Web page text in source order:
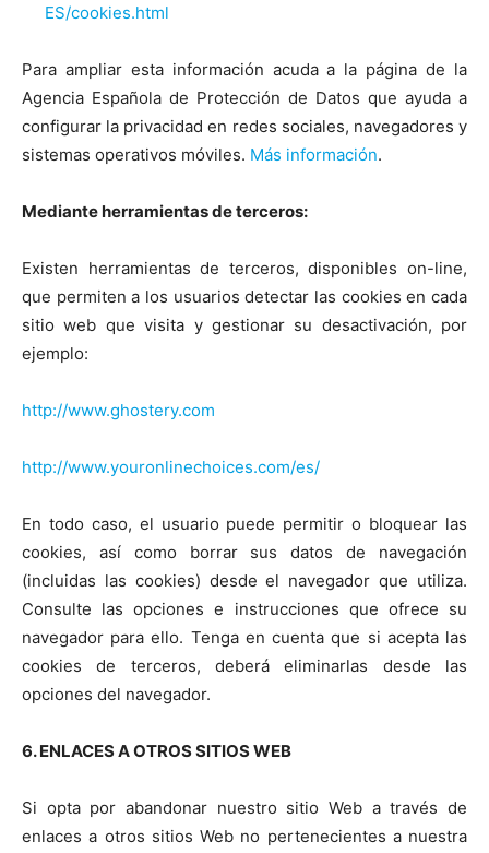
ES/cookies.html
Para ampliar esta información acuda a la página de la
Agencia Española de Protección de Datos que ayuda a
configurar la privacidad en redes sociales, navegadores y
sistemas operativos móviles. Más información.
Mediante herramientas de terceros:
Existen herramientas de terceros, disponibles on-line,
que permiten a los usuarios detectar las cookies en cada
sitio web que visita y gestionar su desactivación, por
ejemplo:
http://www.ghostery.com
http://www.youronlinechoices.com/es/
En todo caso, el usuario puede permitir o bloquear las
cookies, así como borrar sus datos de navegación
(incluidas las cookies) desde el navegador que utiliza.
Consulte las opciones e instrucciones que ofrece su
navegador para ello. Tenga en cuenta que si acepta las
cookies de terceros, deberá eliminarlas desde las
opciones del navegador.
6. ENLACES A OTROS SITIOS WEB
Si opta por abandonar nuestro sitio Web a través de
enlaces a otros sitios Web no pertenecientes a nuestra